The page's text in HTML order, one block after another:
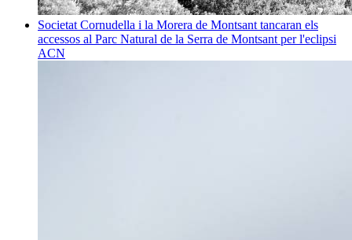
Societat Cornudella i la Morera de Montsant tancaran els
accessos al Parc Natural de la Serra de Montsant per l'eclipsi
ACN